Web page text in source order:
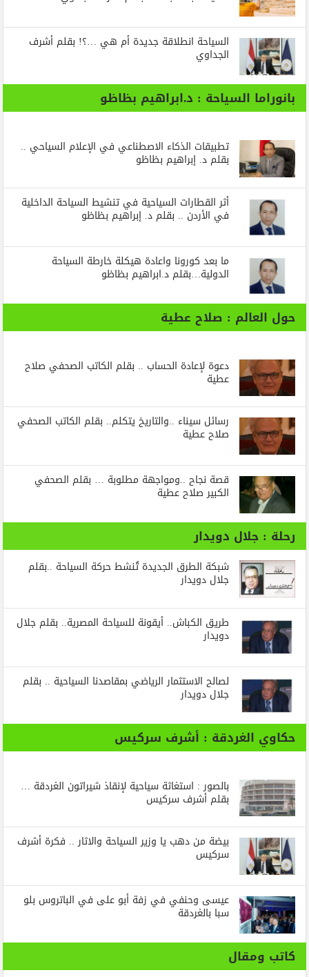
السياحة انطلاقة جديدة أم هي …؟! بقلم أشرف
الجداوي
بانوراما السياحة : د.ابراهيم بظاظو
تطبيقات الذكاء الاصطناعي في الإعلام السياحي ..
بقلم د. إبراهيم بظاظو
أثر القطارات السياحية في تنشيط السياحة الداخلية
في الأردن .. بقلم د. إبراهيم بظاظو
ما بعد كورونا واعادة هيكلة خارطة السياحة
الدولية…بقلم د.ابراهيم بظاظو
حول العالم : صلاح عطية
دعوة لإعادة الحساب .. بقلم الكاتب الصحفي صلاح
عطية
رسائل‭ ‬سيناء‭.. ‬والتاريخ‭ ‬يتكلم.. بقلم الكاتب الصحفي
صلاح عطية
قصة نجاح ..ومواجهة مطلوبة … بقلم الصحفي
الكبير صلاح عطية
رحلة : جلال دويدار
شبكة الطرق الجديدة تُنشط حركة السياحة ..بقلم
جلال دويدار
طريق الكباش.. أيقونة للسياحة المصرية.. بقلم جلال
دويدار
لصالح الاستثمار الرياضي بمقاصدنا السياحية .. بقلم
جلال دويدار
حكاوي الغردقة : أشرف سركيس
بالصور : استغاثة سياحية لإنقاذ شيراتون الغردقة …
بقلم أشرف سركيس
بيضة من دهب يا وزير السياحة والاثار .. فكرة أشرف
سركيس
عيسى وحنفي في زفة أبو على في الباتروس بلو
سبا بالغردقة
كاتب ومقال